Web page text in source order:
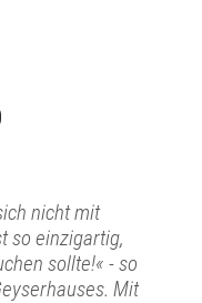
nicht mit
so einzigartig,
sollte!« - so
Mit